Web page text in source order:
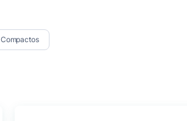
Compactos